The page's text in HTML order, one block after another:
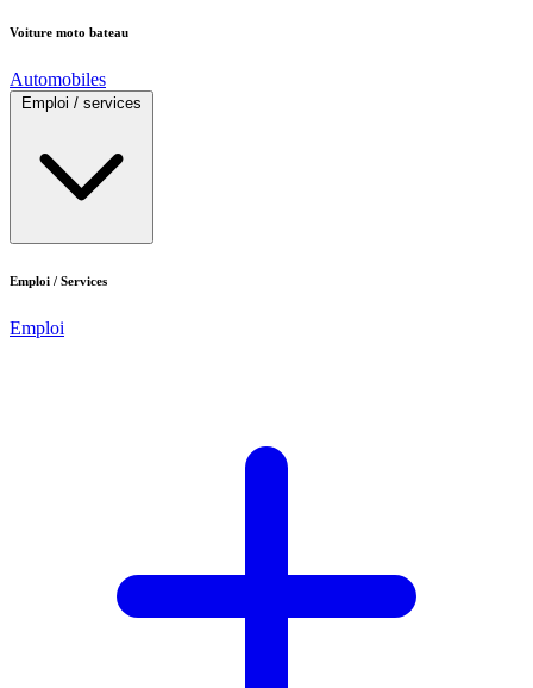
Voiture moto bateau
Automobiles
Emploi / services
Emploi / Services
Emploi